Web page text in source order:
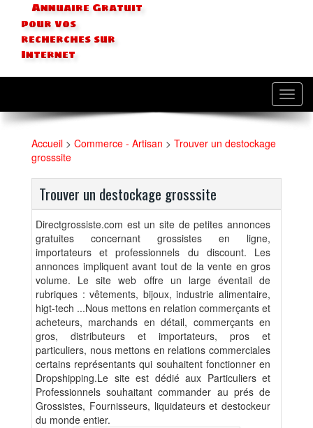
Annuaire Gratuit
pour vos
recherches sur
Internet
Accueil > Commerce - Artisan > Trouver un destockage
grosssite
Trouver un destockage grosssite
Directgrossiste.com est un site de petites annonces
gratuites concernant grossistes en ligne,
importateurs et professionnels du discount. Les
annonces impliquent avant tout de la vente en gros
volume. Le site web offre un large éventail de
rubriques : vêtements, bijoux, industrie alimentaire,
higt-tech ...Nous mettons en relation commerçants et
acheteurs, marchands en détail, commerçants en
gros, distributeurs et importateurs, pros et
particuliers, nous mettons en relations commerciales
certains représentants qui souhaitent fonctionner en
Dropshipping.Le site est dédié aux Particuliers et
Professionnels souhaitant commander au prés de
Grossistes, Fournisseurs, liquidateurs et destockeur
du monde entier.